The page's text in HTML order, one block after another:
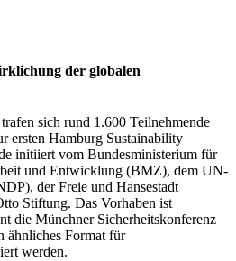
der globalen
sich rund 1.600 Teilnehmende
ersten Hamburg Sustainability
initiiert vom Bundesministerium für
und Entwicklung (BMZ), dem UN-
der Freie und Hansestadt
Stiftung. Das Vorhaben ist
die Münchner Sicherheitskonferenz
Format für
werden.